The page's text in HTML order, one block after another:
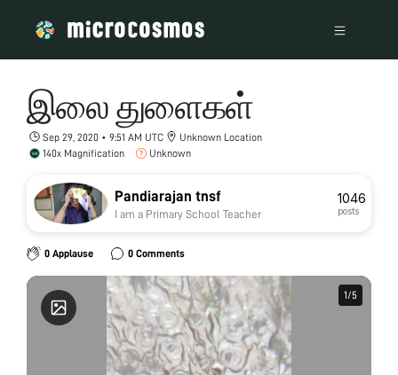
இலை துளைகள்
Sep 29, 2020 • 9:51 AM UTC
Unknown Location
140x Magnification
Unknown
Pandiarajan tnsf
I am a Primary School Teacher
1046
posts
0 Applause 0 Comments
1/5
1/5